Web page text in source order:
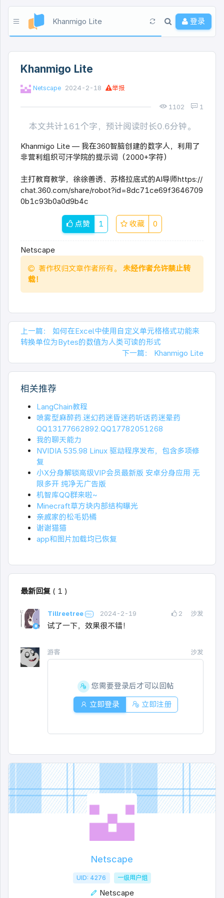
Khanmigo Lite 登录
Khanmigo Lite
Netscape 2024-2-18 举报
1102 1
本文共计161个字，预计阅读时长0.6分钟。
Khanmigo Lite — 我在360智脑创建的数字人，利用了
非营利组织可汗学院的提示词（2000+字符）
主打教育教学，徐徐善诱、苏格拉底式的AI导师https://
chat.360.com/share/robot?id=8dc71ce69f3646709
0b1c93b0a0d9b4c
点赞 1 收藏 0
Netscape
著作权归文章作者所有。 未经作者允许禁止转
载！
上一篇：
如何在Excel中使用自定义单元格格式功能来
转换单位为Bytes的数值为人类可读的形式
下一篇：
Khanmigo Lite
相关推荐
LangChain教程
喷雾型麻醉药.迷幻药迷昏迷药听话药迷晕药
QQ13177662892.QQ17782051268
我的聊天能力
NVIDIA 535.98 Linux 驱动程序发布，包含多项修
复
小X分身解锁高级VIP会员最新版 安卓分身应用 无
限多开 纯净无广告版
机智库QQ群来啦~
Minecraft草方块内部结构曝光
亲戚家的松毛奶橘
谢谢猫猫
app和图片加载均已恢复
最新回复 ( 1 )
Tillreetree 2024-2-19 2 沙发
试了一下，效果很不错！
游客 沙发
您需要登录后才可以回帖
立即登录
立即注册
Netscape
UID: 4276 一级用户组
Netscape